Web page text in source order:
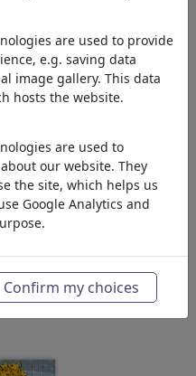
are used to provide
e.g. saving data
image gallery. This data
hosts the website.
are used to
our website. They
the site, which helps us
Google Analytics and
Confirm my choices